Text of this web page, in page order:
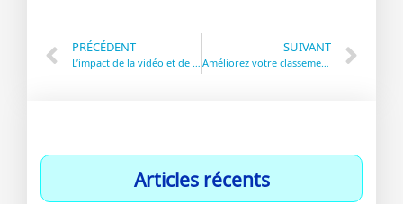
PRÉCÉDENT
L’impact de la vidéo et de l’animation sur l’expérience utilisateur : enrichissant ou perturbant ?
SUIVANT
Améliorez votre classement grâce à l’optimisation du référencement
Articles récents